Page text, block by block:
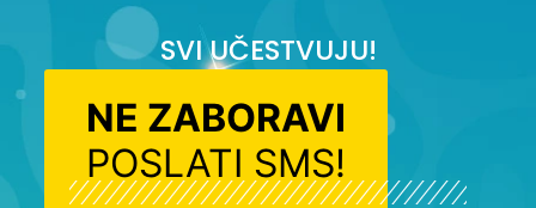
SVI UČESTVUJU!
NE ZABORAVI
POSLATI SMS!